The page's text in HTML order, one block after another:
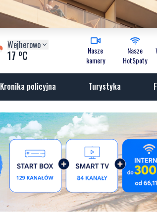
Wejherowo
17 oC
Nasze
kamery
Nasze
HotSpoty
Kronika policyjna Turystyka